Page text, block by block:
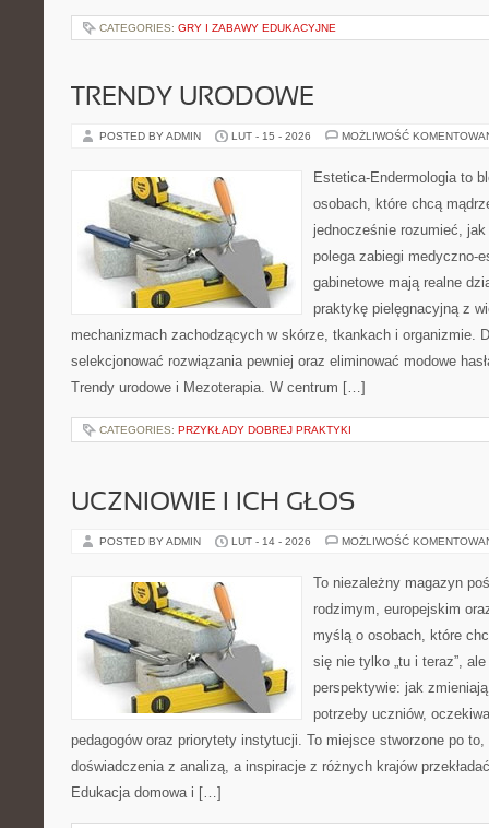
CATEGORIES: GRY I ZABAWY EDUKACYJNE
TRENDY URODOWE
POSTED BY ADMIN LUT - 15 - 2026 MOŻLIWOŚĆ
Estetica-Endermologia to
osobach, które chcą
jednocześnie rozumieć,
polega zabiegi medyczno-
gabinetowe mają realne
praktykę pielęgnacyjną z
mechanizmach zachodzących w skórze, tkankach i organizmie.
selekcjonować rozwiązania pewniej oraz eliminować modowe
Trendy urodowe i Mezoterapia. W centrum […]
CATEGORIES: PRZYKŁADY DOBREJ PRAKTYKI
UCZNIOWIE I ICH GŁOS
POSTED BY ADMIN LUT - 14 - 2026 MOŻLIWOŚĆ
To niezależny magazyn
rodzimym, europejskim
myślą o osobach, które
się nie tylko „tu i teraz”,
perspektywie: jak
potrzeby uczniów,
pedagogów oraz priorytety instytucji. To miejsce stworzone po to,
doświadczenia z analizą, a inspiracje z różnych krajów
Edukacja domowa i […]